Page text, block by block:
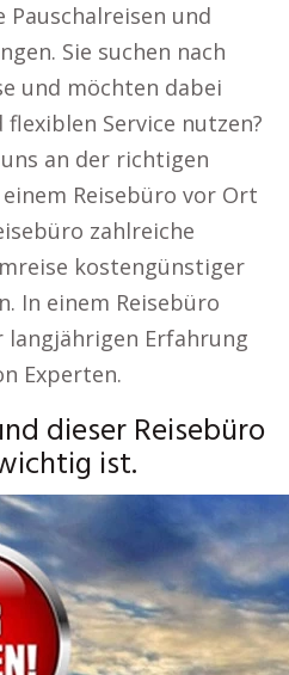
und
Sie suchen nach
und möchten dabei
Service nutzen?
an der richtigen
Reisebüro vor Ort
zahlreiche
kostengünstiger
In einem Reisebüro
Erfahrung
Experten.
dieser Reisebüro
ist.